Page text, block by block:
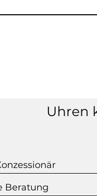
Uhren
Beratung